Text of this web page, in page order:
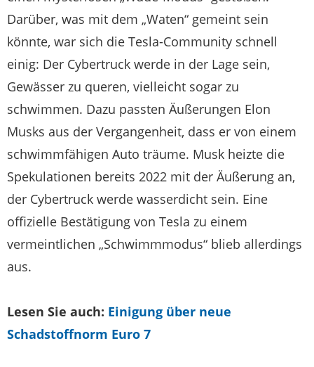
Darüber, was mit dem „Waten“ gemeint sein
könnte, war sich die Tesla-Community schnell
einig: Der Cybertruck werde in der Lage sein,
Gewässer zu queren, vielleicht sogar zu
schwimmen. Dazu passten Äußerungen Elon
Musks aus der Vergangenheit, dass er von einem
schwimmfähigen Auto träume. Musk heizte die
Spekulationen bereits 2022 mit der Äußerung an,
der Cybertruck werde wasserdicht sein. Eine
offizielle Bestätigung von Tesla zu einem
vermeintlichen „Schwimmmodus“ blieb allerdings
aus.
Lesen Sie auch: Einigung über neue
Schadstoffnorm Euro 7